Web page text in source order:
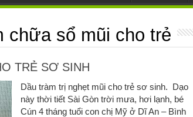
chữa sổ mũi cho trẻ
TRẺ SƠ SINH
Dầu tràm trị nghẹt mũi cho trẻ sơ sinh. Dạo
này thời tiết Sài Gòn trời mưa, hơi lạnh, bé
Cún 4 tháng tuổi con chị Mỹ ở Dĩ An – Bình